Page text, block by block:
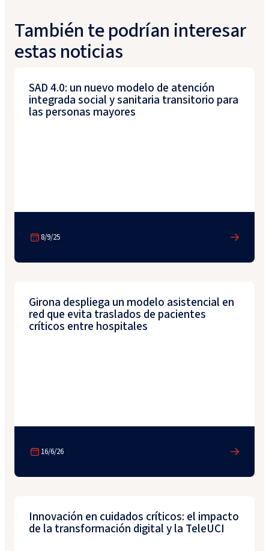
También te podrían interesar
estas noticias
SAD 4.0: un nuevo modelo de atención
integrada social y sanitaria transitorio para
las personas mayores
8/9/25
Girona despliega un modelo asistencial en
red que evita traslados de pacientes
críticos entre hospitales
16/6/26
Innovación en cuidados críticos: el impacto
de la transformación digital y la TeleUCI